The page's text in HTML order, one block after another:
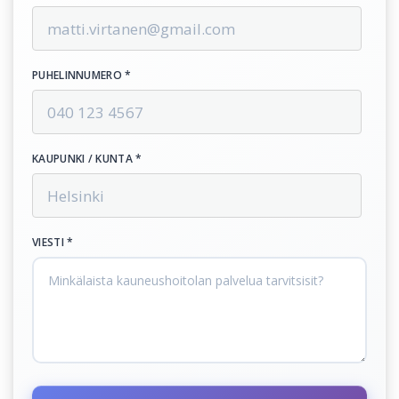
PUHELINNUMERO *
KAUPUNKI / KUNTA *
VIESTI *